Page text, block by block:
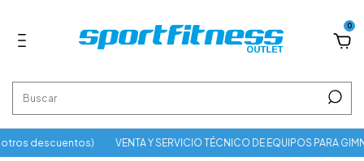
0
otros descuentos) VENTA Y SERVICIO TÉCNICO DE EQUIPOS PARA